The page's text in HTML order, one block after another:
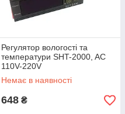
Регулятор вологості та
температури SHT-2000, AC
110V-220V
Немає в наявності
648 ₴